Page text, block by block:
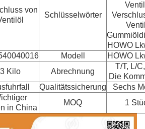
von
Schlüsselwörter
HOWO
Modell
HOWO
3 Kilo Abrechnung
T/T, L/
Die
Qualitätssicherung
Sechs
in China
MOQ 1